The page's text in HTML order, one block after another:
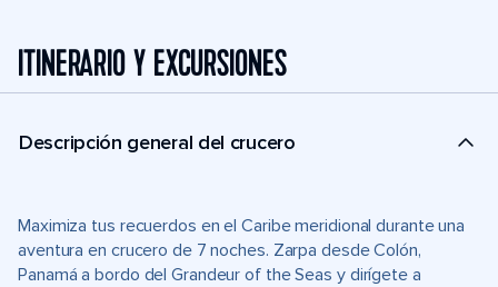
ITINERARIO Y EXCURSIONES
Descripción general del crucero
Maximiza tus recuerdos en el Caribe meridional durante una
aventura en crucero de 7 noches. Zarpa desde Colón,
Panamá a bordo del Grandeur of the Seas y dirígete a